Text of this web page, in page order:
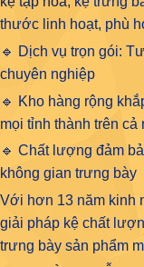
thước linh hoạt, phù
🔹 Dịch vụ trọn gói:
chuyên nghiệp
🔹 Kho hàng rộng
mọi tỉnh thành trên
🔹 Chất lượng đảm
không gian trưng bày
Với hơn 13 năm kinh
giải pháp kệ chất
trưng bày sản phẩm